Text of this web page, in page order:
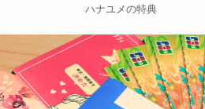
ハナユメの特典